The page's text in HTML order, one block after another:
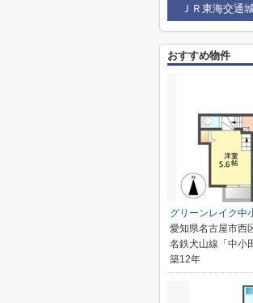
ＪＲ東海交通
おすすめ物件
グリーンレイク中
愛知県名古屋市西
名鉄犬山線「中小
築12年